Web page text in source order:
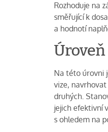
Rozhoduje na
směřující k
a hodnotí
Úroveň
Na této úrovni
vize,
druhých.
jejich efektivní
s ohledem na